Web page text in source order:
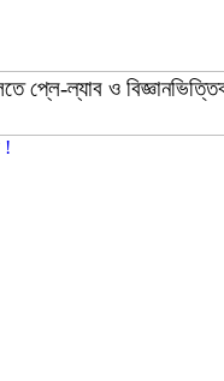
প্লে-ল্যাব ও